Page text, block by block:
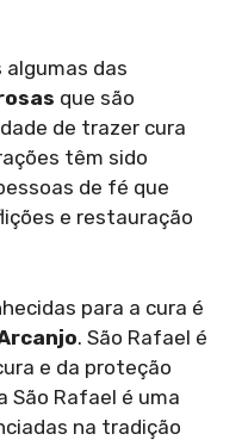
das
que são
de trazer cura
têm sido
de fé que
e restauração
para a cura é
. São Rafael é
e da proteção
São Rafael é uma
na tradição